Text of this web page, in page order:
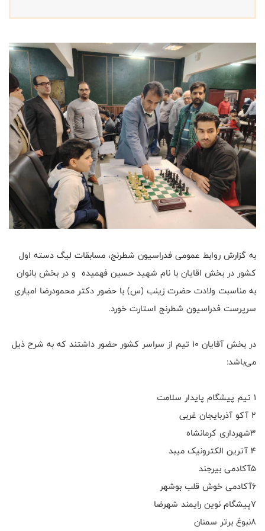
به گزارش روابط عمومی فدراسیون شطرنج، مسابقات لیگ دسته اول
کشور در بخش اقایان با نام شهید حسین فهمیده و در بخش بانوان
به مناسبت ولادت حضرت زینب (س) با حضور دکتر محمودرضا امیاری
سرپرست فدراسیون شطرنج استارت خورد.
در بخش آقایان ۱۰ تیم از سراسر کشور حضور داشتند که به شرح ذیل
می‌باشد:
۱ تیم پیشگام پایدار سلامت
۲ آکو آذربایجان غربی
۳شهرداری کرمانشاه
۴ آترین الکترونیک میبد
۵آکادمی بیرجند
۶آکادمی خوش قلب بوشهر
۷پیشگام نوین رایمند شهرضا
۸نبوغ برتر سمنان